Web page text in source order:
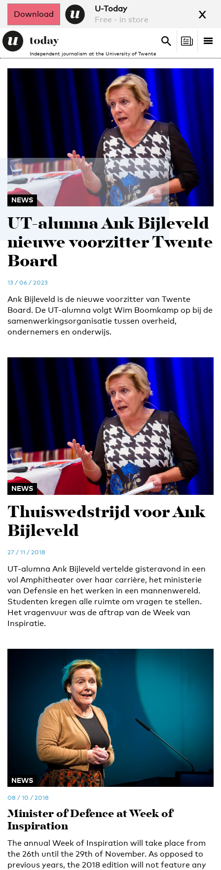
Download
U-Today
Free - in store
x
Independent journalism at the University of Twente
Search
Search
NEWS
UT-alumna Ank Bijleveld
nieuwe voorzitter Twente
Board
13 / 06 / 2023
Ank Bijleveld is de nieuwe voorzitter van Twente
Board. De UT-alumna volgt Wim Boomkamp op bij de
samenwerkingsorganisatie tussen overheid,
ondernemers en onderwijs.
NEWS
Thuiswedstrijd voor Ank
Bijleveld
27 / 11 / 2018
UT-alumna Ank Bijleveld vertelde gisteravond in een
vol Amphitheater over haar carrière, het ministerie
van Defensie en het werken in een mannenwereld.
Studenten kregen alle ruimte om vragen te stellen.
Het vragenvuur was de aftrap van de Week van
Inspiratie.
NEWS
08 / 10 / 2018
Minister of Defence at Week of
Inspiration
The annual Week of Inspiration will take place from
the 26th until the 29th of November. As opposed to
previous years, the 2018 edition will not feature any